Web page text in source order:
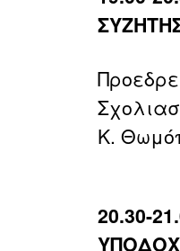
Κ.
20.30-